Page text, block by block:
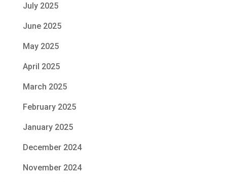
July 2025
June 2025
May 2025
April 2025
March 2025
February 2025
January 2025
December 2024
November 2024